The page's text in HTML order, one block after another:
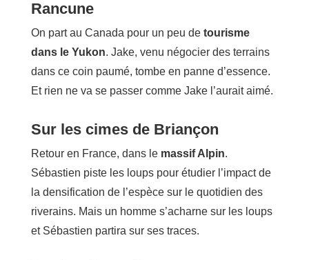
Rancune
On part au Canada pour un peu de tourisme
dans le Yukon. Jake, venu négocier des terrains
dans ce coin paumé, tombe en panne d’essence.
Et rien ne va se passer comme Jake l’aurait aimé.
Sur les cimes de Briançon
Retour en France, dans le massif Alpin.
Sébastien piste les loups pour étudier l’impact de
la densification de l’espèce sur le quotidien des
riverains. Mais un homme s’acharne sur les loups
et Sébastien partira sur ses traces.